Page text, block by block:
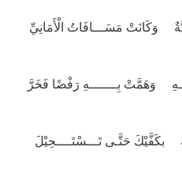
وَكَانَتْ مَسَـــافَاتُ الْأَمَانِيِّ
وَهَمَّتْ بِـــــــهِ رَفْضًا فَخَرَّ
بكَفَّيْكَ حَتَّـى تَـــسْتَــــحِيْلَ